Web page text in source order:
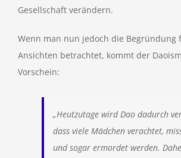
Gesellschaft verändern.
Wenn man nun jedoch die Begründung
Ansichten betrachtet, kommt der
Vorschein:
„Heutzutage wird Dao dadurch
dass viele Mädchen verachtet,
und sogar ermordet werden.